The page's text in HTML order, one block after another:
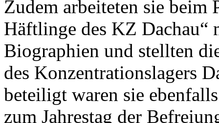
Zudem arbeiteten sie beim
Häftlinge des KZ Dachau“
Biographien und stellten
des Konzentrationslagers
beteiligt waren sie
zum Jahrestag der